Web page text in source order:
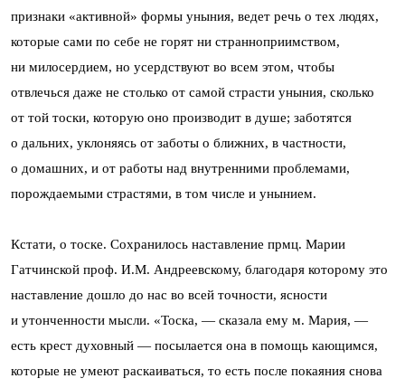
признаки «активной» формы уныния, ведет речь о тех людях,
которые сами по себе не горят ни странноприимством,
ни милосердием, но усердствуют во всем этом, чтобы
отвлечься даже не столько от самой страсти уныния, сколько
от той тоски, которую оно производит в душе; заботятся
о дальних, уклоняясь от заботы о ближних, в частности,
о домашних, и от работы над внутренними проблемами,
порождаемыми страстями, в том числе и унынием.
Кстати, о тоске. Сохранилось наставление прмц. Марии
Гатчинской проф. И.М. Андреевскому, благодаря которому это
наставление дошло до нас во всей точности, ясности
и утонченности мысли. «Тоска, — сказала ему м. Мария, —
есть крест духовный — посылается она в помощь кающимся,
которые не умеют раскаиваться, то есть после покаяния снова